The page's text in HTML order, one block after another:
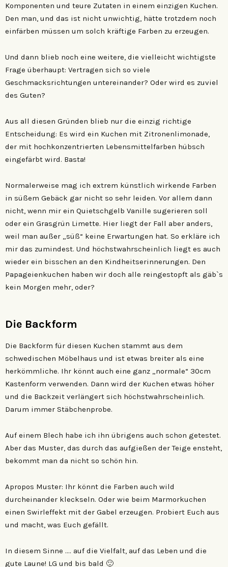
Komponenten und teure Zutaten in einem einzigen Kuchen.
Den man, und das ist nicht unwichtig, hätte trotzdem noch
einfärben müssen um solch kräftige Farben zu erzeugen.
Und dann blieb noch eine weitere, die vielleicht wichtigste
Frage überhaupt: Vertragen sich so viele
Geschmacksrichtungen untereinander? Oder wird es zuviel
des Guten?
Aus all diesen Gründen blieb nur die einzig richtige
Entscheidung: Es wird ein Kuchen mit Zitronenlimonade,
der mit hochkonzentrierten Lebensmittelfarben hübsch
eingefärbt wird. Basta!
Normalerweise mag ich extrem künstlich wirkende Farben
in süßem Gebäck gar nicht so sehr leiden. Vor allem dann
nicht, wenn mir ein Quietschgelb Vanille sugerieren soll
oder ein Grasgrün Limette. Hier liegt der Fall aber anders,
weil man außer „süß“ keine Erwartungen hat. So erkläre ich
mir das zumindest. Und höchstwahrscheinlich liegt es auch
wieder ein bisschen an den Kindheitserinnerungen. Den
Papageienkuchen haben wir doch alle reingestopft als gäb`s
kein Morgen mehr, oder?
Die Backform
Die Backform für diesen Kuchen stammt aus dem
schwedischen Möbelhaus und ist etwas breiter als eine
herkömmliche. Ihr könnt auch eine ganz „normale“ 30cm
Kastenform verwenden. Dann wird der Kuchen etwas höher
und die Backzeit verlängert sich höchstwahrscheinlich.
Darum immer Stäbchenprobe.
Auf einem Blech habe ich ihn übrigens auch schon getestet.
Aber das Muster, das durch das aufgießen der Teige ensteht,
bekommt man da nicht so schön hin.
Apropos Muster: Ihr könnt die Farben auch wild
durcheinander kleckseln. Oder wie beim Marmorkuchen
einen Swirleffekt mit der Gabel erzeugen. Probiert Euch aus
und macht, was Euch gefällt.
In diesem Sinne …. auf die Vielfalt, auf das Leben und die
gute Laune! LG und bis bald 🙂